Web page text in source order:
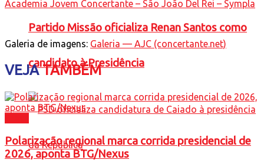
Partido Missão oficializa Renan Santos como
candidato à Presidência
Academia Jovem Concertante – São João Del Rei – Sympla
Galeria de imagens: Galeria — AJC (concertante.net)
VEJATAMBÉM
Polarização regional marca corrida presidencial de
2026, aponta BTG/Nexus